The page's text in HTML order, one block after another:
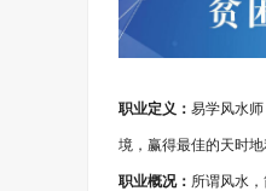
职业定义： 易学风水
境，赢得最佳的天时
职业概况： 所谓风水